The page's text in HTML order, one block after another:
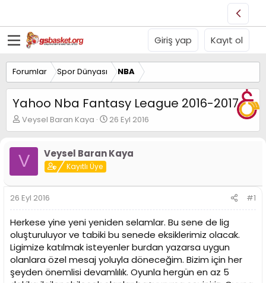
Giriş yap Kayıt ol
Forumlar Spor Dünyası NBA
Yahoo Nba Fantasy League 2016-2017
K
o
u
y
B
a
ş
a
t
a
n
Veysel Baran Kaya
B
a
l
g
a
r
i
h
i
26 Eyl 2016
V Veysel Baran Kaya
Kayıtlı Üye
26 Eyl 2016 #1
Herkese yine yeni yeniden selamlar. Bu sene de lig
oluşturuluyor ve tabiki bu senede eksiklerimiz olacak.
Ligimize katılmak isteyenler burdan yazarsa uygun
olanlara özel mesaj yoluyla döneceğim. Bizim için her
şeyden önemlisi devamlılık. Oyunla hergün en az 5